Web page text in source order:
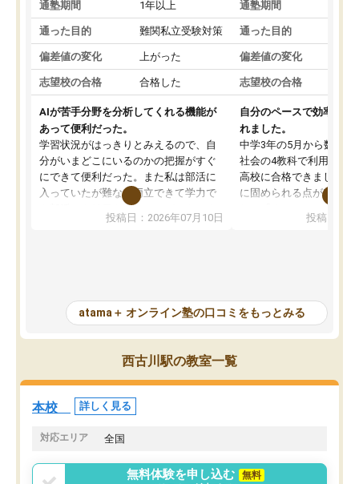
通塾期間 1年以上
通った目的 難関私立受験対策
偏差値の変化 上がった
志望校の合格 合格した
AIが苦手分野を分析してくれる機能が
あって便利だった。
学習状況がはっきりとみえるので、自
分がいまどこにいるのかの把握がすぐ
にできて便利だった。また私は部活に
入っていたが難なく両立できて学力で
も部活でも結果を残すことができてよ
かった。また問題演習の際に、自分が
が、自分で自分の管理ができない人に
とっては難しい部分もあるのではない
かと思った。
投稿日：2026年07月10日
通塾期間
通った目的
偏差値の変化
志望校の合格
自分のペースで効率よく
れました。
中学3年の5月から数学・
社会の4教科で利用し、
高校に合格できました。
に固められる点が魅力で
項目のおかげで、手軽
元数が可視化されるので
しながら意欲的に取り組
常に効果を実感している
すめできる塾です。
投稿日：
atama＋ オンライン塾の口コミをもっとみる
西古川駅の教室一覧
本校 詳しく見る
対応エリア 全国
無料体験を申し込む
無料